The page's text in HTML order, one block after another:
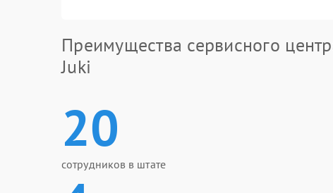
Преимущества сервисного
Juki
20
сотрудников в штате